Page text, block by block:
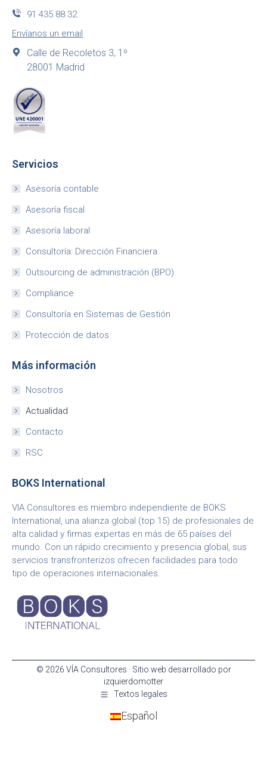
91 435 88 32
Envíanos un email
Calle de Recoletos 3, 1º
28001 Madrid
Servicios
Asesoría contable
Asesoría fiscal
Asesoría laboral
Consultoría: Dirección Financiera
Outsourcing de administración (BPO)
Compliance
Consultoría en Sistemas de Gestión
Protección de datos
Más información
Nosotros
Actualidad
Contacto
RSC
BOKS International
VIA Consultores es miembro independiente de BOKS
International, una alianza global (top 15) de profesionales de
alta calidad y firmas expertas en más de 65 países del
mundo. Con un rápido crecimiento y presencia global, sus
servicios transfronterizos ofrecen facilidades para todo
tipo de operaciones internacionales.
© 2026 VÍA Consultores · Sitio web desarrollado por
izquierdomotter
Textos legales
Español